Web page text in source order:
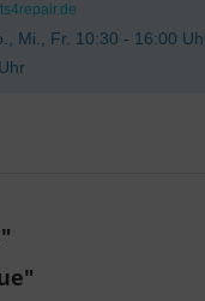
Mi., Fr. 10:30 - 16:00